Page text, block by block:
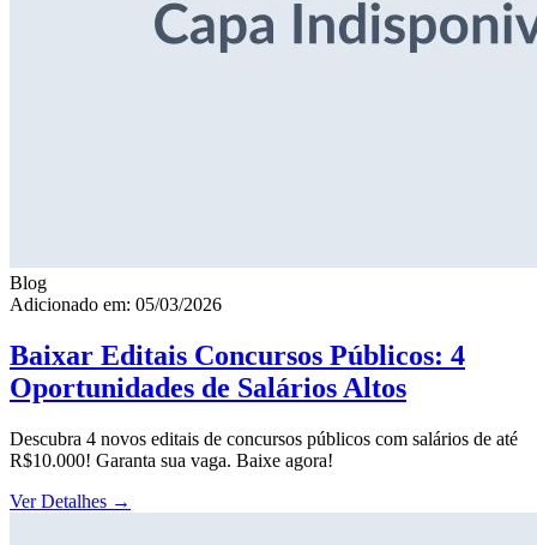
Blog
Adicionado em: 05/03/2026
Baixar Editais Concursos Públicos: 4
Oportunidades de Salários Altos
Descubra 4 novos editais de concursos públicos com salários de até
R$10.000! Garanta sua vaga. Baixe agora!
Ver Detalhes →